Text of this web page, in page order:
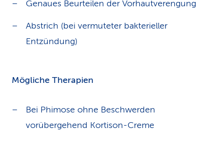
Genaues Beurteilen der Vorhautverengung
Abstrich (bei vermuteter bakterieller
Entzündung)
Mögliche Therapien
Bei Phimose ohne Beschwerden
vorübergehend Kortison-Creme